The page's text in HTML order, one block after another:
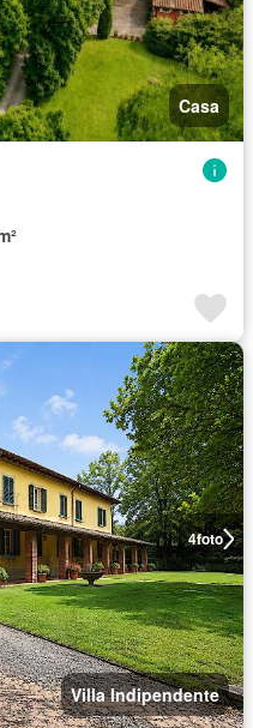
Casa
4foto
Villa Indipendente